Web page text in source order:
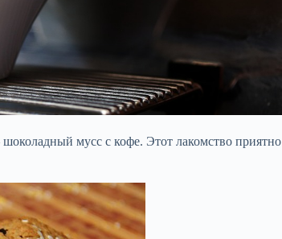
мусс с кофе. Этот лакомство приятно